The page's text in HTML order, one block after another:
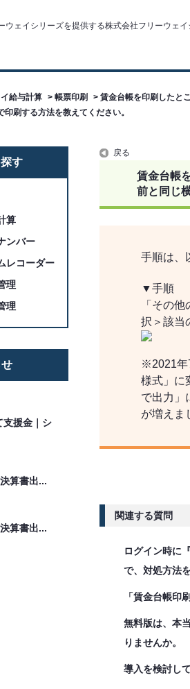
給与計算 > 帳票印刷 > 賃金台帳を印刷したと
刷する方法を教えてください。
す
算
ンバー
レコーダー
理
理
支援金｜シ
算書出...
算書出...
戻る
賃金台帳
前と同じ
手順は、
▼手順
「その
択＞該当
※2021年
様式」に
で出力」
が増えま
関連する質問
ログイン時に
で、対処方法
「賃金台帳印
無料版は、本
りませんか。
導入を検討し